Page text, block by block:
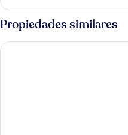
individual
Propiedades similares
Sultanhan Hotel - Special Class